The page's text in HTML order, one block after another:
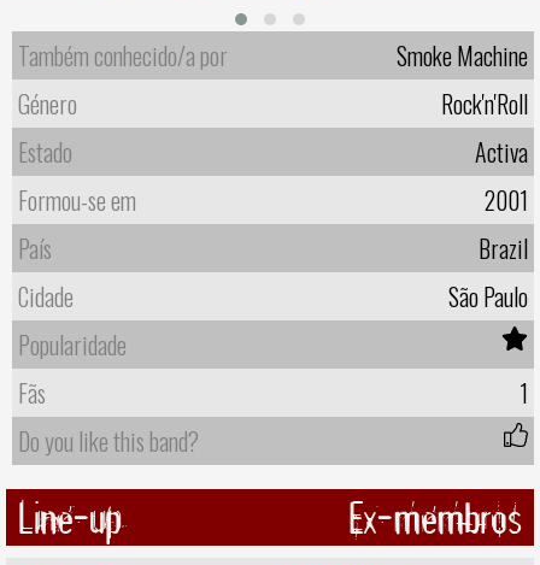
Também conhecido/a por
Smoke Machine
Género
Rock'n'Roll
Estado
Activa
Formou-se em
2001
País
Brazil
Cidade
São Paulo
Popularidade
Fãs
1
Do you like this band?
Line-up Ex-membros